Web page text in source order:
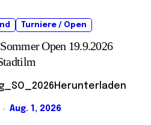
Turniere / Open
Open 19.9.2026
Aug. 1, 2026